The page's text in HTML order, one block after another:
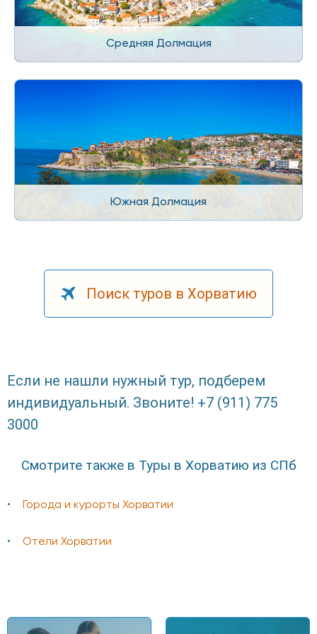
Средняя Долмация
Южная Долмация
Поиск туров в Хорватию
Если не нашли нужный тур, подберем
индивидуальный. Звоните! +7 (911) 775
3000
Смотрите также в Туры в Хорватию из СПб
Города и курорты Хорватии
Отели Хорватии